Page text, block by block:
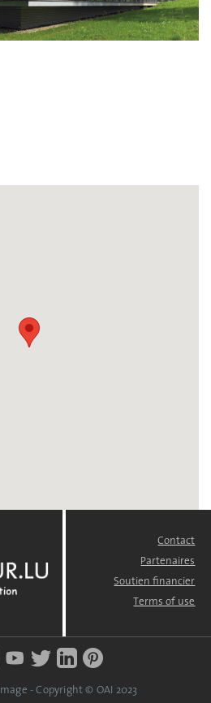
Contact
Partenaires
Soutien financier
Terms of use
- Copyright © OAI 2023